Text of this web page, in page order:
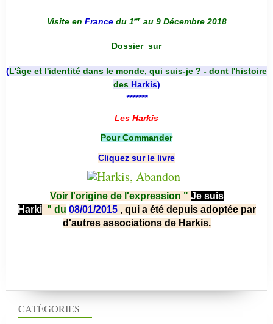
CATÉGORIES
Visite en France du 1er au 9 Décembre 2018
Dossier sur
(L'âge et l'identité dans le monde, qui suis-je ? - dont l'histoire
des Harkis)
*******
Les Harkis
Pour Commander
Cliquez sur le livre
Voir l'origine de l'expression " Je suis
Harki " du 08/01/2015 , qui a été depuis adoptée par
d'autres associations de Harkis.